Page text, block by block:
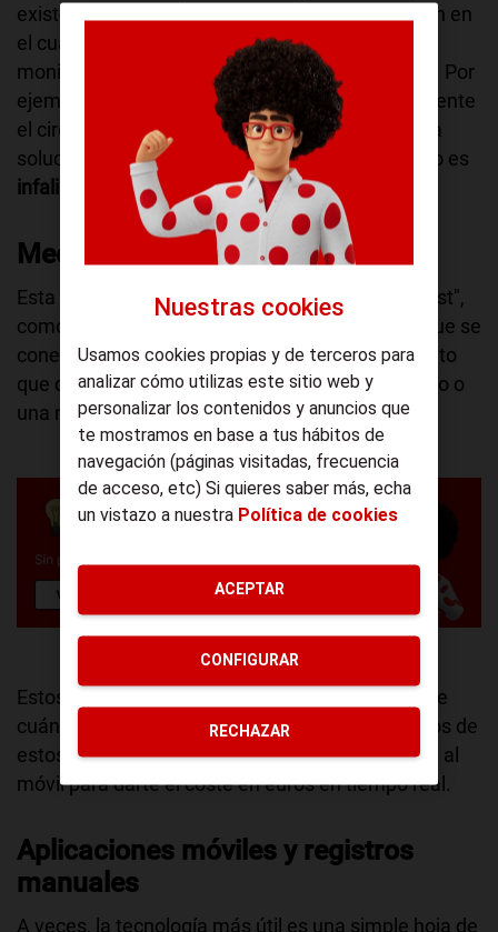
existen sub-medidores eléctricos que se instalan en
el cuadro de luces. Estos dispositivos permiten
monitorizar el consumo de circuitos específicos. Por
ejemplo, se podría medir cuánto gasta exactamente
el circuito de enchufes de la habitación 3. Es una
solución más técnica y requiere instalación, pero es
infalible
Medidores de enchufe
Esta es la opción más sencilla y barata
("Low cost",
como nos gusta). Son pequeños adaptadores que se
conectan entre el enchufe de la pared y el aparato
que quieras controlar (como un radiador eléctrico o
una nevera extra en la habitación).
Estos
te dicen exactamente
cuántos kWh ha consumido ese aparato. Muchos de
estos enchufes inteligentes incluso se conectan al
móvil para darte el coste en euros en tiempo real.
Aplicaciones móviles y registros
manuales
A veces, la tecnología más útil es una simple hoja de
Nuestras cookies
Usamos cookies propias y de terceros para
analizar cómo utilizas este sitio web y
personalizar los contenidos y anuncios que
te mostramos en base a tus hábitos de
navegación (páginas visitadas, frecuencia
de acceso, etc) Si quieres saber más, echa
un vistazo a nuestra Política de cookies
RECHAZAR
ACEPTAR
CONFIGURAR